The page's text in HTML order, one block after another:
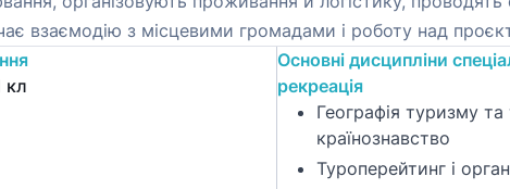
взаємодію з місцевими громадами і роботу над
кл
Основні дисципліни
рекреація
Географія туризму
країнознавство
Туроперейтинг і